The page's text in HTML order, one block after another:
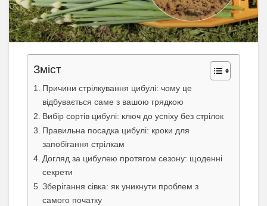
Зміст
Причини стрілкування цибулі: чому це
відбувається саме з вашою грядкою
Вибір сортів цибулі: ключ до успіху без стрілок
Правильна посадка цибулі: кроки для
запобігання стрілкам
Догляд за цибулею протягом сезону: щоденні
секрети
Зберігання сівка: як уникнути проблем з
самого початку